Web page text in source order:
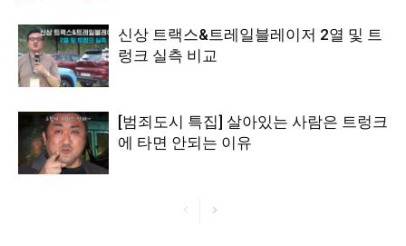
신상 트랙스&트레일블레이저 2열 및 트
렁크 실측 비교
[범죄도시 특집] 살아있는 사람은 트렁크
에 타면 안되는 이유